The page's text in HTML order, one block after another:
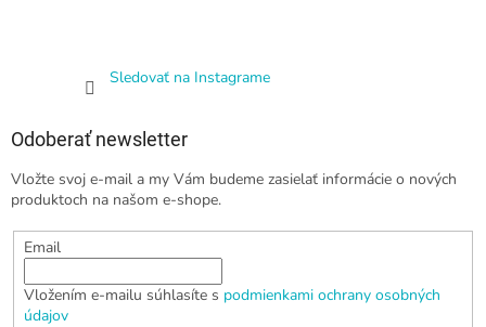
Sledovať na Instagrame
Odoberať newsletter
Vložte svoj e-mail a my Vám budeme zasielať informácie o nových
produktoch na našom e-shope.
Email
Vložením e-mailu súhlasíte s podmienkami ochrany osobných
údajov